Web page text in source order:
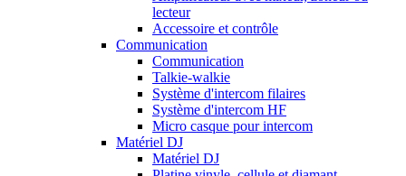
lecteur
Accessoire et contrôle
Communication
Communication
Talkie-walkie
Système d'intercom filaires
Système d'intercom HF
Micro casque pour intercom
Matériel DJ
Matériel DJ